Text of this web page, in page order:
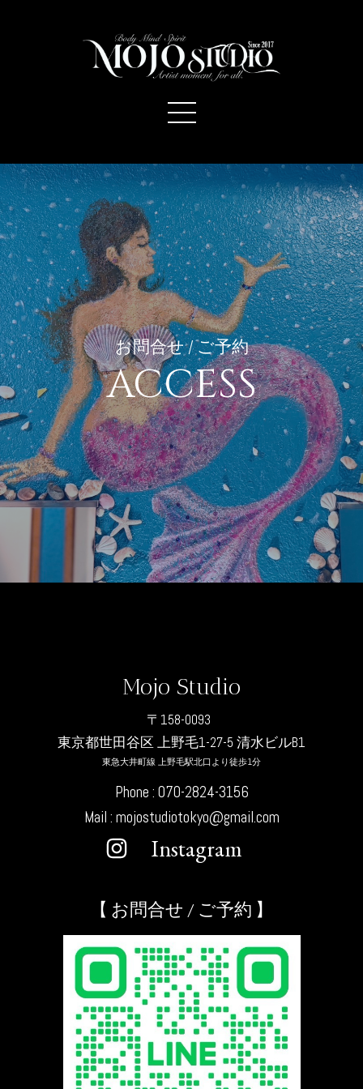
お問合せ / ご予約
ACCESS
Mojo Studio
〒158-0093
東京都世田谷区 上野毛1-27-5 清水ビルB1
東急大井町線 上野毛駅北口より徒歩1分
Phone : 070-2824-3156
Mail : mojostudiotokyo@gmail.com
Instagram
【 お問合せ / ご予約 】